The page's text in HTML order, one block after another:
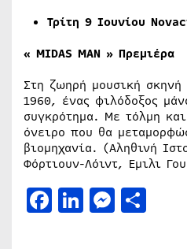
Τρίτη 9 Ιουνίου
« MIDAS MAN » Πρεμιέρα
Στη ζωηρή μουσική σκηνή
1960, ένας φιλόδοξος
συγκρότημα. Με τόλμη
όνειρο που θα
βιομηχανία. (Αληθινή
Φόρτιουν-Λόιντ, Εμιλι
Facebook
LinkedIn